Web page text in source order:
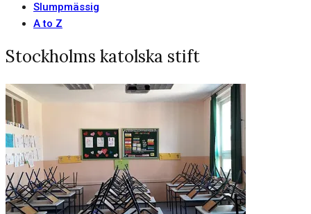
Slumpmässig
A to Z
Stockholms katolska stift